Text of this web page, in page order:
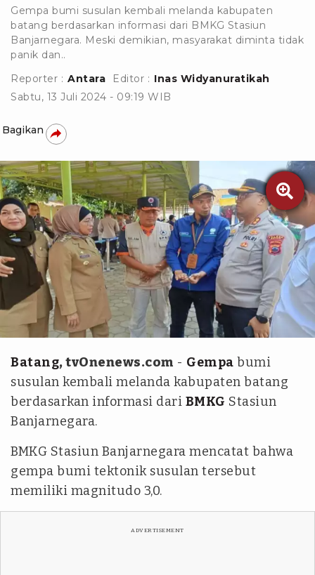
Gempa bumi susulan kembali melanda kabupaten
batang berdasarkan informasi dari BMKG Stasiun
Banjarnegara. Meski demikian, masyarakat diminta tidak
panik dan..
Reporter : Antara Editor : Inas Widyanuratikah
Sabtu, 13 Juli 2024 - 09:19 WIB
Bagikan

ANTARA
Batang, tvOnenews.com - Gempa bumi
susulan kembali melanda kabupaten batang
berdasarkan informasi dari BMKG Stasiun
Banjarnegara.
BMKG Stasiun Banjarnegara mencatat bahwa
gempa bumi tektonik susulan tersebut
memiliki magnitudo 3,0.
ADVERTISEMENT